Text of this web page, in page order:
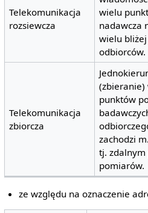
Telekomunikacja
rozsiewcza
wielu
nadawcza
wielu
odbiorców.
Telekomunikacja
zbiorcza
(zbieranie)
punktów
zachodzi
tj.
pomiarów.
ze względu na oznaczenie